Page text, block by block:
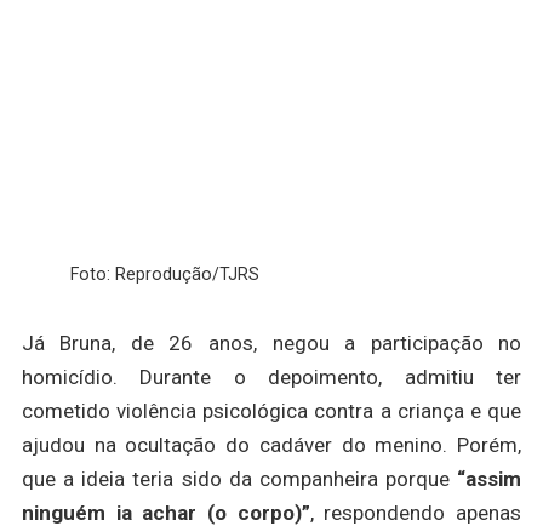
Foto: Reprodução/TJRS
Já Bruna, de 26 anos, negou a participação no
homicídio. Durante o depoimento, admitiu ter
cometido violência psicológica contra a criança e que
ajudou na ocultação do cadáver do menino. Porém,
que a ideia teria sido da companheira porque “assim
ninguém ia achar (o corpo)”, respondendo apenas